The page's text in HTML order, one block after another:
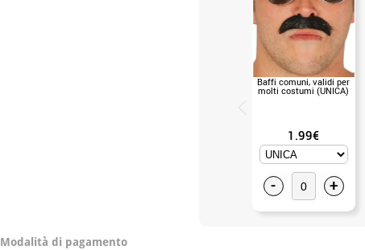
Baffi comuni, validi per
molti costumi (UNICA)
1.99€
- +
Modalità di pagamento